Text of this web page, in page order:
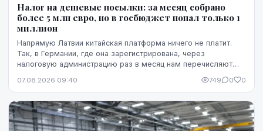
Налог на дешевые посылки: за месяц собрано
более 5 млн евро, но в госбюджет попал только 1
миллион
Напрямую Латвии китайская платформа ничего не платит.
Так, в Германии, где она зарегистрирована, через
налоговую администрацию раз в месяц нам перечисляют
платит в той стране, где товар предъявляется таможне,
07.08.2026 09:40 749 0 0